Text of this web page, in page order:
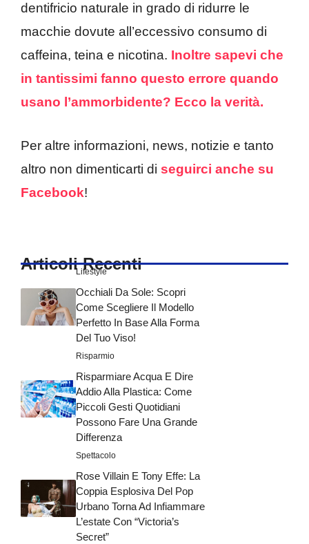
dentifricio naturale in grado di ridurre le
macchie dovute all’eccessivo consumo di
caffeina, teina e nicotina. Inoltre sapevi che
in tantissimi fanno questo errore quando
usano l’ammorbidente? Ecco la verità.
Per altre informazioni, news, notizie e tanto
altro non dimenticarti di seguirci anche su
Facebook!
Articoli Recenti
Lifestyle
Occhiali Da Sole: Scopri
Come Scegliere Il Modello
Perfetto In Base Alla Forma
Del Tuo Viso!
Risparmio
Risparmiare Acqua E Dire
Addio Alla Plastica: Come
Piccoli Gesti Quotidiani
Possono Fare Una Grande
Differenza
Spettacolo
Rose Villain E Tony Effe: La
Coppia Esplosiva Del Pop
Urbano Torna Ad Infiammare
L’estate Con “Victoria’s
Secret”